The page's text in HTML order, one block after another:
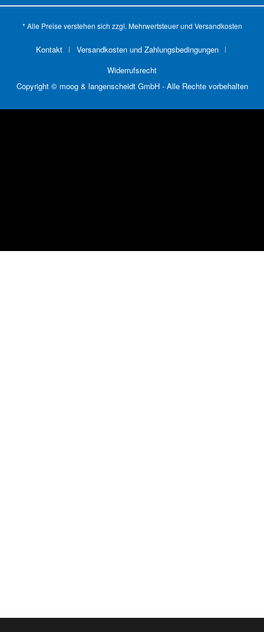
* Alle Preise verstehen sich zzgl. Mehrwertsteuer und Versandkosten
Kontakt
Versandkosten und Zahlungsbedingungen
Widerrufsrecht
Copyright © moog & langenscheidt GmbH - Alle Rechte vorbehalten